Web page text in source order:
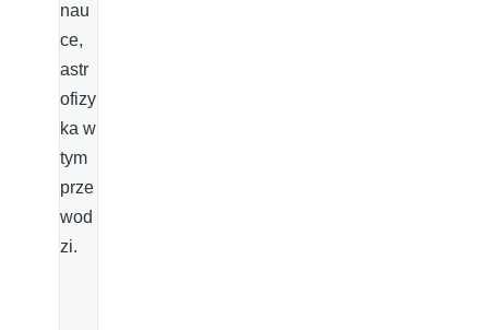
nau
ce,
astr
ofizy
ka w
tym
prze
wod
zi.